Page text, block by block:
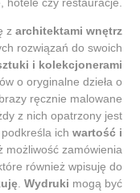
z architektami wnętrz
rozwiązań do swoich
i kolekcjonerami
o oryginalne dzieła o
ręcznie malowane
z nich opatrzony jest
podkreśla ich wartość i
możliwość zamówienia
również wpisuję do
. Wydruki mogą być